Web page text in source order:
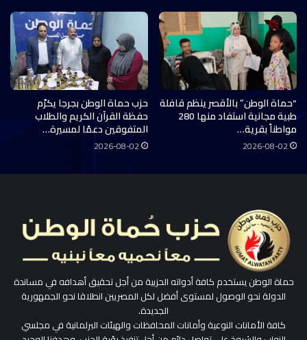
“حماة الوطن” بالأقصر ينظم قافلة
طبية مجانية استفاد منها 280
مواطناً بقرية…
2026-08-02
حزب حماة الوطن بجرجا يكرّم
حفظة القرآن الكريم والطلاب
المتفوقين دعمًا لمسيرة…
2026-08-02
حماة الوطن يستخدم كافة أدواته الحزبية من أجل تحقيق أهدافه في مساندة
الدولة نحو الوصول لمستوى أفضل لكل المصريين انطلاقا نحو الجمهورية
الجديدة.
كافة الأمانات النوعية وأمانات المحافظات والهيئات البرلمانية في مجلسي